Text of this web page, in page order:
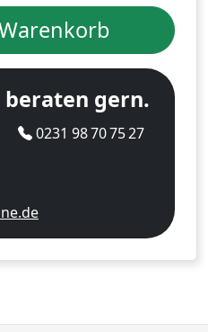
beraten gern.
0231 98 70 75 27